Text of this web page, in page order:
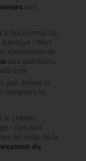
aux
à fait normal de
panique ! Pour
conseillons de
aux questions.
de
pas donné la
répondre la
le chemin
! Dès que
du code de la
examen du